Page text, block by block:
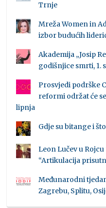
Trnje
Mreža Women in
izbor budućih
Akademija „Josip
godišnjice smrti, 1.
Prosvjedi podrške
reformi održat će
lipnja
Gdje su bitange i
Leon Lučev u
“Artikulacija
Međunarodni
Zagrebu, Splitu,